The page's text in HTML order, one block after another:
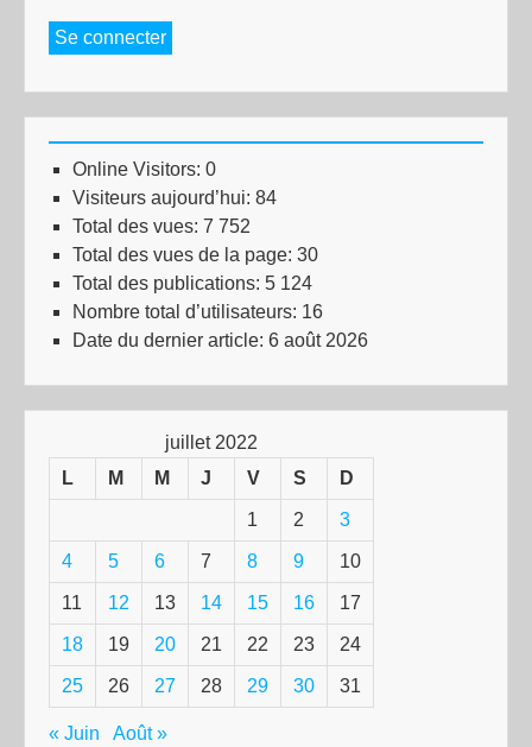
Se connecter
Online Visitors: 0
Visiteurs aujourd’hui: 84
Total des vues: 7 752
Total des vues de la page: 30
Total des publications: 5 124
Nombre total d’utilisateurs: 16
Date du dernier article: 6 août 2026
juillet 2022
L
M M J V S D
1 2 3
4 5 6 7 8 9 10
11 12 13 14 15 16 17
18 19 20 21 22 23 24
25 26 27 28 29 30 31
« Juin Août »